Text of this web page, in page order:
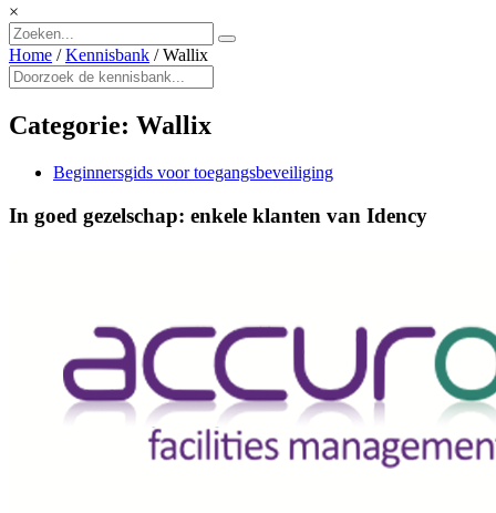
×
Home / Kennisbank / Wallix
Categorie: Wallix
Beginnersgids voor toegangsbeveiliging
In goed gezelschap: enkele klanten van Idency